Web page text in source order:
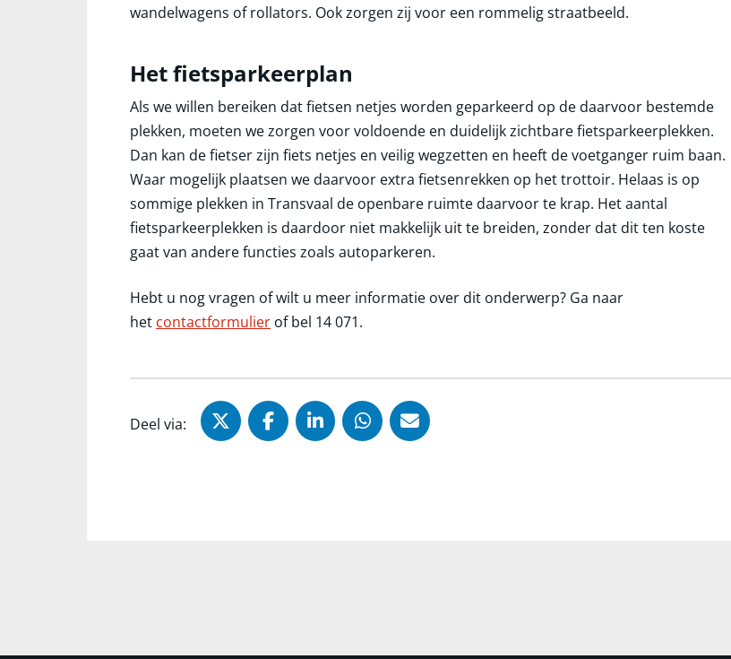
wandelwagens of rollators. Ook zorgen zij voor een rommelig straatbeeld.
Het fietsparkeerplan
Als we willen bereiken dat fietsen netjes worden geparkeerd op de daarvoor bestemde
plekken, moeten we zorgen voor voldoende en duidelijk zichtbare fietsparkeerplekken.
Dan kan de fietser zijn fiets netjes en veilig wegzetten en heeft de voetganger ruim baan.
Waar mogelijk plaatsen we daarvoor extra fietsenrekken op het trottoir. Helaas is op
sommige plekken in Transvaal de openbare ruimte daarvoor te krap. Het aantal
fietsparkeerplekken is daardoor niet makkelijk uit te breiden, zonder dat dit ten koste
gaat van andere functies zoals autoparkeren.
Hebt u nog vragen of wilt u meer informatie over dit onderwerp? Ga naar
het contactformulier of bel 14 071.
Deel via: Deel via X (Twitter), opent in nieuw tabblad
Deel via Facebook, opent in nieuw tabblad
Deel via LinkedIn, opent in nieuw tabblad
Deel via WhatsApp, opent in nieuw tabblad
Deel via Mail, opent in nieuw tabblad